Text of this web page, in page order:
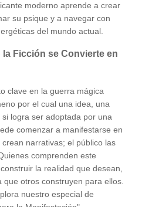
moderno aprende a crear
su psique y a navegar con
del mundo actual.
Ficción se Convierte en
clave en la guerra mágica
por el cual una idea, una
logra ser adoptada por una
comenzar a manifestarse en
narrativas; el público las
comprenden este
la realidad que desean,
otros construyen para ellos.
nuestro especial de